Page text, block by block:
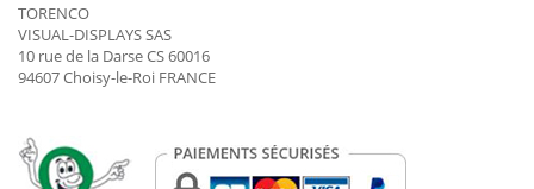
TORENCO
VISUAL-DISPLAYS SAS
10 rue de la Darse CS 60016
94607 Choisy-le-Roi FRANCE